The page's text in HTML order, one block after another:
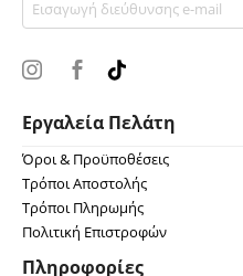
Εργαλεία Πελάτη
Όροι & Προϋποθέσεις
Τρόποι Αποστολής
Τρόποι Πληρωμής
Πολιτική Επιστροφών
Πληροφορίες